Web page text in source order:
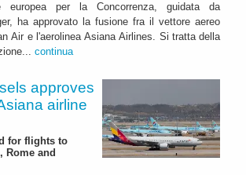
europea per la Concorrenza, guidata da
ha approvato la fusione fra il vettore aereo
Air e l'aerolinea Asiana Airlines. Si tratta della
continua
approves
airline
for flights to
Rome and